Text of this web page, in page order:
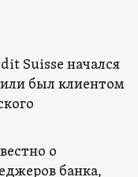
Suisse начался
был клиентом
о
банка,